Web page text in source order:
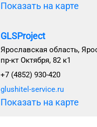
Показать на карте
GLSProject
Ярославская область,
пр-кт Октября, 82 к1
+7 (4852) 930-420
glushitel-service.ru
Показать на карте